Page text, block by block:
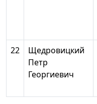
22
Щедровицкий
Петр
Георгиевич